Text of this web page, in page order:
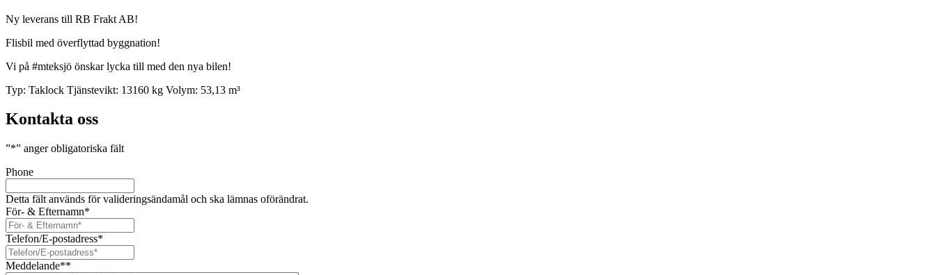
Ny leverans till RB Frakt AB!
Flisbil med överflyttad byggnation!
Vi på #mteksjö önskar lycka till med den nya bilen!
Typ: Taklock Tjänstevikt: 13160 kg Volym: 53,13 m³
Kontakta oss
”*” anger obligatoriska fält
Phone
Detta fält används för valideringsändamål och ska lämnas oförändrat.
För- & Efternamn*
Telefon/E-postadress*
Meddelande**